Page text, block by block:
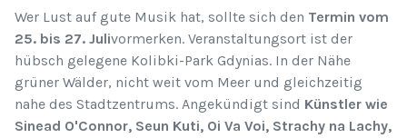
Wer Lust auf gute Musik hat, sollte sich den Termin vom
25. bis 27. Julivormerken. Veranstaltungsort ist der
hübsch gelegene Kolibki-Park Gdynias. In der Nähe
grüner Wälder, nicht weit vom Meer und gleichzeitig
nahe des Stadtzentrums. Angekündigt sind Künstler wie
Sinead O'Connor, Seun Kuti, Oi Va Voi, Strachy na Lachy,